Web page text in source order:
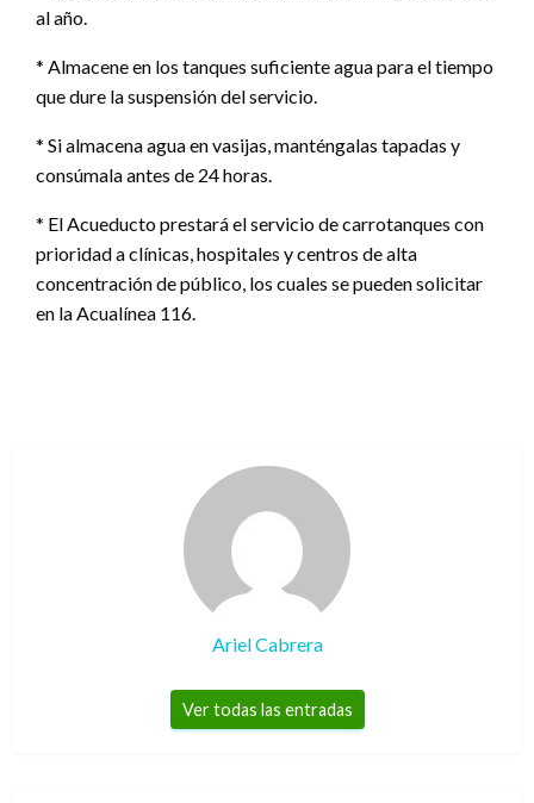
al año.
* Almacene en los tanques suficiente agua para el tiempo
que dure la suspensión del servicio.
* Si almacena agua en vasijas, manténgalas tapadas y
consúmala antes de 24 horas.
* El Acueducto prestará el servicio de carrotanques con
prioridad a clínicas, hospitales y centros de alta
concentración de público, los cuales se pueden solicitar
en la Acualínea 116.
Ariel Cabrera
Ver todas las entradas